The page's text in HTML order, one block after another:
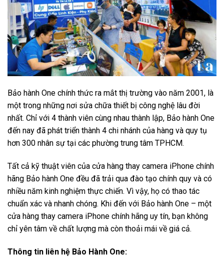
Bảo hành One chính thức ra mắt thị trường vào năm 2001, là
một trong những nơi sửa chữa thiết bị công nghệ lâu đời
nhất. Chỉ với 4 thành viên cùng nhau thành lập, Bảo hành One
đến nay đã phát triển thành 4 chi nhánh của hàng và quy tụ
hơn 300 nhân sự tại các phường trung tâm TPHCM.
Tất cả kỹ thuật viên của cửa hàng thay camera iPhone chính
hãng Bảo hành One đều đã trải qua đào tạo chính quy và có
nhiều năm kinh nghiệm thực chiến. Vì vậy, họ có thao tác
chuẩn xác và nhanh chóng. Khi đến với Bảo hành One – một
cửa hàng thay camera iPhone chính hãng uy tín, bạn không
chỉ yên tâm về chất lượng mà còn thoải mái về giá cả.
Thông tin liên hệ Bảo Hành One: